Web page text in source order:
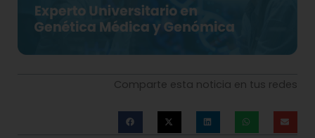
Comparte esta noticia en tus redes